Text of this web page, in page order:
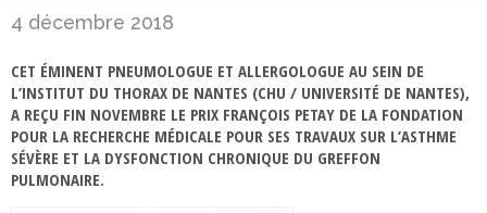
Financeurs
4 décembre 2018
CET ÉMINENT PNEUMOLOGUE ET ALLERGOLOGUE AU SEIN DE
L’INSTITUT DU THORAX DE NANTES (CHU / UNIVERSITÉ DE NANTES),
A REÇU FIN NOVEMBRE LE PRIX FRANÇOIS PETAY DE LA FONDATION
POUR LA RECHERCHE MÉDICALE POUR SES TRAVAUX SUR L’ASTHME
SÉVÈRE ET LA DYSFONCTION CHRONIQUE DU GREFFON
PULMONAIRE.